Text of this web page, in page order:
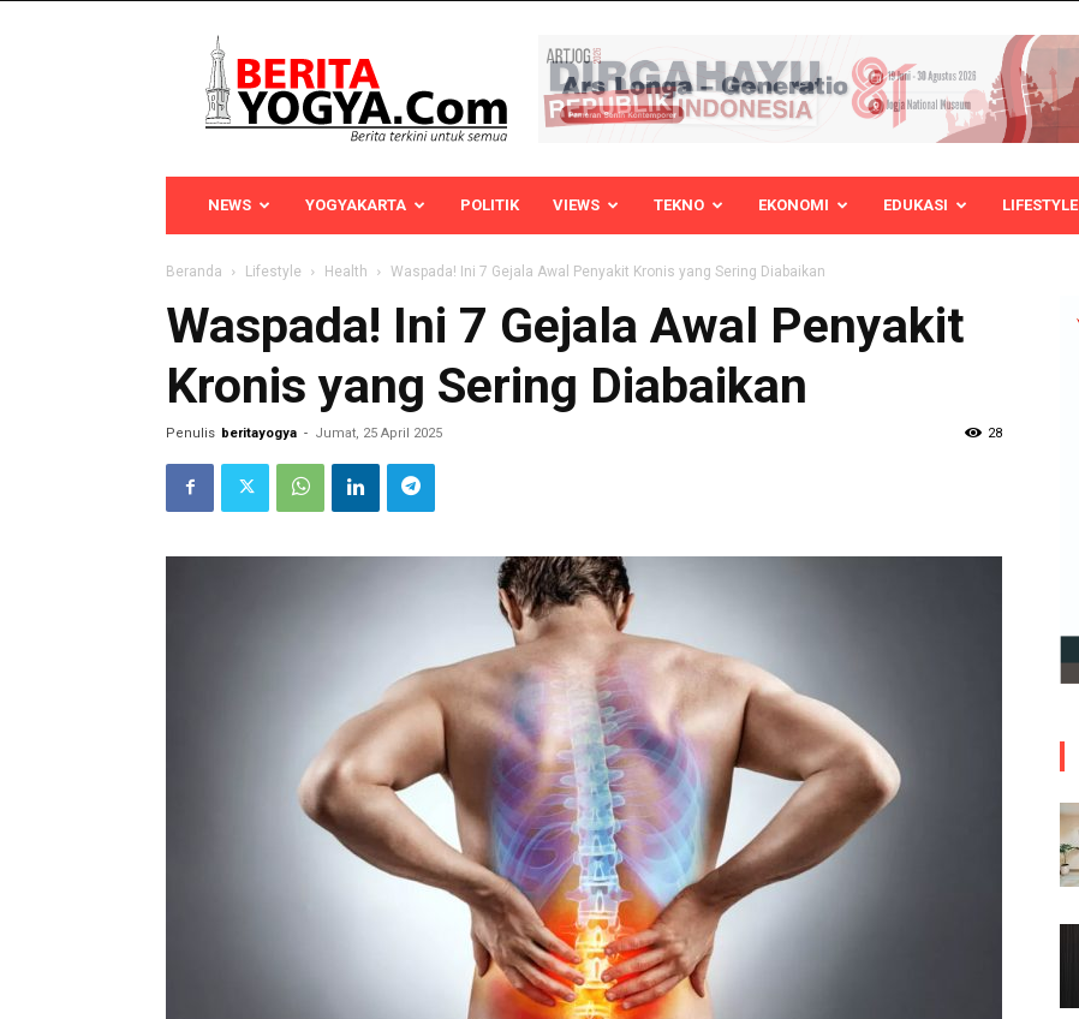
Yogya
NEWS YOGYAKARTA POLITIK VIEWS TEKNO EKONOMI EDUKASI LIFESTYLE
Beranda Lifestyle Health Waspada! Ini 7 Gejala Awal Penyakit Kronis yang Sering Diabaikan
Waspada! Ini 7 Gejala Awal Penyakit
Kronis yang Sering Diabaikan
Penulis beritayogya - Jumat, 25 April 2025 28